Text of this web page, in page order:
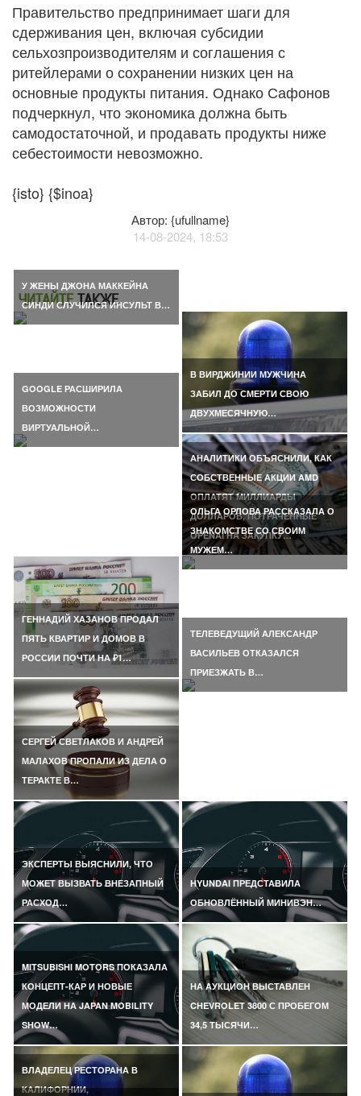
Правительство предпринимает шаги для
сдерживания цен, включая субсидии
сельхозпроизводителям и соглашения с
ритейлерами о сохранении низких цен на
основные продукты питания. Однако Сафонов
подчеркнул, что экономика должна быть
самодостаточной, и продавать продукты ниже
себестоимости невозможно.
{isto} {$inoa}
Автор: {ufullname}
14-08-2024, 18:53
ЧИТАЙТЕТАКЖЕ
У ЖЕНЫ ДЖОНА МАККЕЙНА
СИНДИ СЛУЧИЛСЯ ИНСУЛЬТ В…
В ВИРДЖИНИИ МУЖЧИНА
ЗАБИЛ ДО СМЕРТИ СВОЮ
ДВУХМЕСЯЧНУЮ…
GOOGLE РАСШИРИЛА
ВОЗМОЖНОСТИ
ВИРТУАЛЬНОЙ…
АНАЛИТИКИ ОБЪЯСНИЛИ, КАК
СОБСТВЕННЫЕ АКЦИИ AMD
ОПЛАТЯТ МИЛЛИАРДЫ
ДОЛЛАРОВ, ПОТРАЧЕННЫЕ
OPENAI НА ЗАКУПКУ…
ГЕННАДИЙ ХАЗАНОВ ПРОДАЛ
ПЯТЬ КВАРТИР И ДОМОВ В
РОССИИ ПОЧТИ НА ₽1…
ОЛЬГА ОРЛОВА РАССКАЗАЛА О
ЗНАКОМСТВЕ СО СВОИМ
МУЖЕМ…
СЕРГЕЙ СВЕТЛАКОВ И АНДРЕЙ
МАЛАХОВ ПРОПАЛИ ИЗ ДЕЛА О
ТЕРАКТЕ В…
ТЕЛЕВЕДУЩИЙ АЛЕКСАНДР
ВАСИЛЬЕВ ОТКАЗАЛСЯ
ПРИЕЗЖАТЬ В…
ЭКСПЕРТЫ ВЫЯСНИЛИ, ЧТО
МОЖЕТ ВЫЗВАТЬ ВНЕЗАПНЫЙ
РАСХОД…
HYUNDAI ПРЕДСТАВИЛА
ОБНОВЛЁННЫЙ МИНИВЭН…
MITSUBISHI MOTORS ПОКАЗАЛА
КОНЦЕПТ-КАР И НОВЫЕ
МОДЕЛИ НА JAPAN MOBILITY
SHOW…
НА АУКЦИОН ВЫСТАВЛЕН
CHEVROLET 3800 С ПРОБЕГОМ
34,5 ТЫСЯЧИ…
ВЛАДЕЛЕЦ РЕСТОРАНА В
КАЛИФОРНИИ,